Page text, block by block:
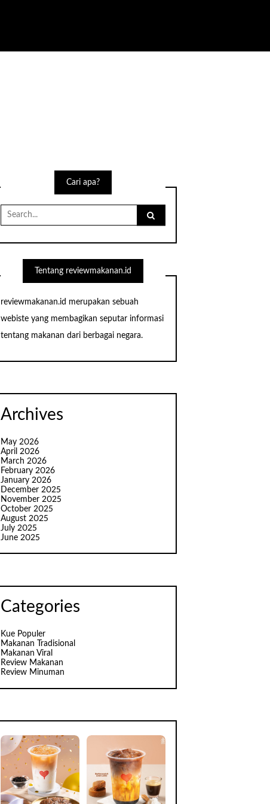
Cari apa?
Search
for:
Tentang reviewmakanan.id
reviewmakanan.id merupakan sebuah
webiste yang membagikan seputar informasi
tentang makanan dari berbagai negara.
Archives
May 2026
April 2026
March 2026
February 2026
January 2026
December 2025
November 2025
October 2025
August 2025
July 2025
June 2025
Categories
Kue Populer
Makanan Tradisional
Makanan Viral
Review Makanan
Review Minuman